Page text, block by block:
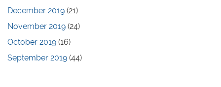
December 2019 (21)
November 2019 (24)
October 2019 (16)
September 2019 (44)